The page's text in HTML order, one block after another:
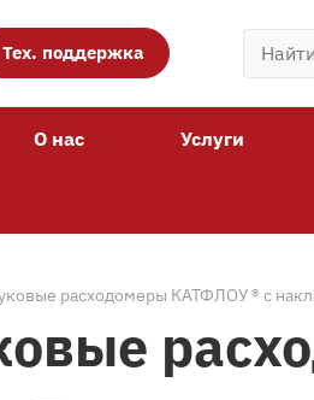
Тех. поддержка
О нас Услуги
расходомеры КАТФЛОУ ® с